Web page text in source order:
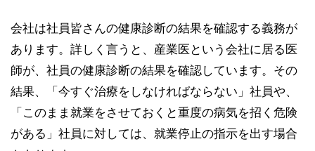
会社は社員皆さんの健康診断の結果を確認する義務が
あります。詳しく言うと、産業医という会社に居る医
師が、社員の健康診断の結果を確認しています。その
結果、「今すぐ治療をしなければならない」社員や、
「このまま就業をさせておくと重度の病気を招く危険
がある」社員に対しては、就業停止の指示を出す場合